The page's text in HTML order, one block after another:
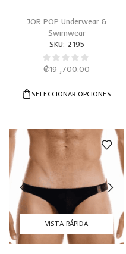
JOR POP Underwear &
Swimwear
SKU: 2195
₡19 ,700.00
SELECCIONAR OPCIONES
VISTA RÁPIDA